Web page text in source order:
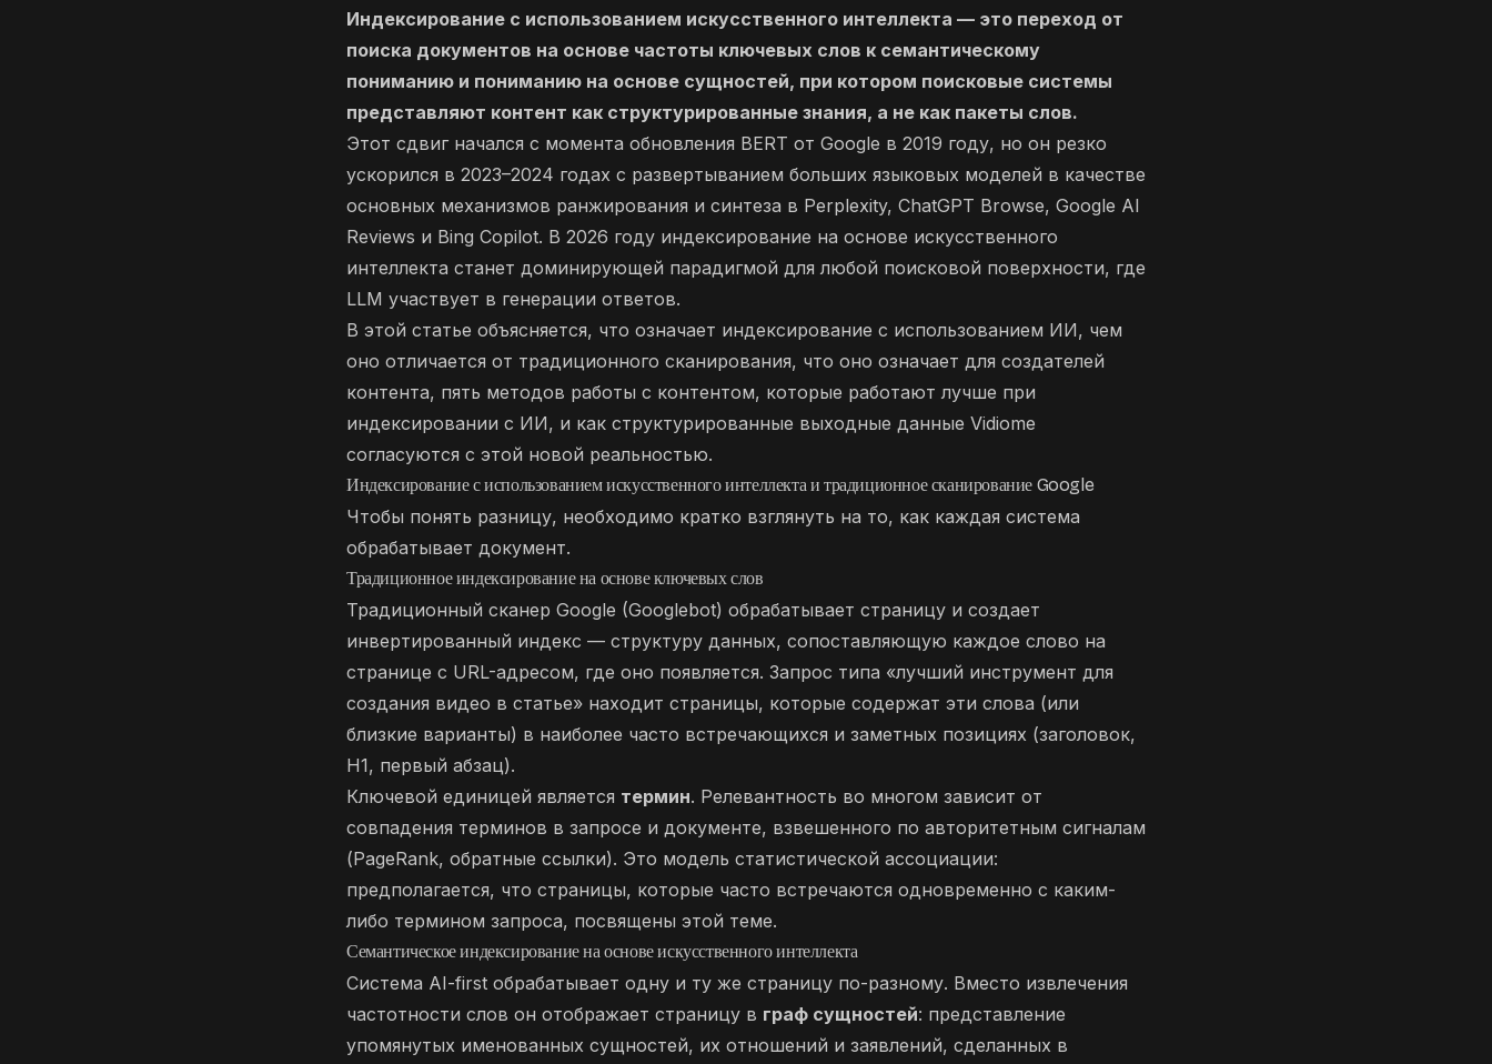
Индексирование с использованием искусственного интеллекта — это переход от
поиска документов на основе частоты ключевых слов к семантическому
пониманию и пониманию на основе сущностей, при котором поисковые системы
представляют контент как структурированные знания, а не как пакеты слов.
Этот сдвиг начался с момента обновления BERT от Google в 2019 году, но он резко
ускорился в 2023–2024 годах с развертыванием больших языковых моделей в качестве
основных механизмов ранжирования и синтеза в Perplexity, ChatGPT Browse, Google AI
Reviews и Bing Copilot. В 2026 году индексирование на основе искусственного
интеллекта станет доминирующей парадигмой для любой поисковой поверхности, где
LLM участвует в генерации ответов.
В этой статье объясняется, что означает индексирование с использованием ИИ, чем
оно отличается от традиционного сканирования, что оно означает для создателей
контента, пять методов работы с контентом, которые работают лучше при
индексировании с ИИ, и как структурированные выходные данные Vidiome
согласуются с этой новой реальностью.
Индексирование с использованием искусственного интеллекта и традиционное сканирование Google
Чтобы понять разницу, необходимо кратко взглянуть на то, как каждая система
обрабатывает документ.
Традиционное индексирование на основе ключевых слов
Традиционный сканер Google (Googlebot) обрабатывает страницу и создает
инвертированный индекс — структуру данных, сопоставляющую каждое слово на
странице с URL-адресом, где оно появляется. Запрос типа «лучший инструмент для
создания видео в статье» находит страницы, которые содержат эти слова (или
близкие варианты) в наиболее часто встречающихся и заметных позициях (заголовок,
H1, первый абзац).
Ключевой единицей является термин. Релевантность во многом зависит от
совпадения терминов в запросе и документе, взвешенного по авторитетным сигналам
(PageRank, обратные ссылки). Это модель статистической ассоциации:
предполагается, что страницы, которые часто встречаются одновременно с каким-
либо термином запроса, посвящены этой теме.
Семантическое индексирование на основе искусственного интеллекта
Система AI-first обрабатывает одну и ту же страницу по-разному. Вместо извлечения
частотности слов он отображает страницу в граф сущностей: представление
упомянутых именованных сущностей, их отношений и заявлений, сделанных в